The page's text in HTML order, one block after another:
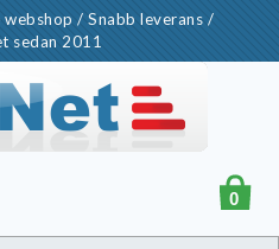
/ Snabb leverans /
sedan 2011
0